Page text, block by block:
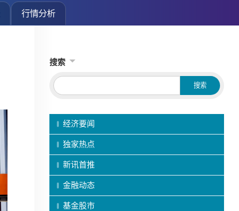
行情分析
搜索
经济要闻
独家热点
新讯首推
金融动态
基金股市